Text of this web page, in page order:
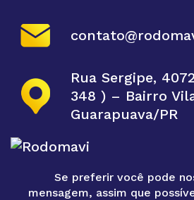
Rua Sergipe,
348 ) – Bairro
Guarapuava/PR
Se preferir você pode
mensagem, assim que